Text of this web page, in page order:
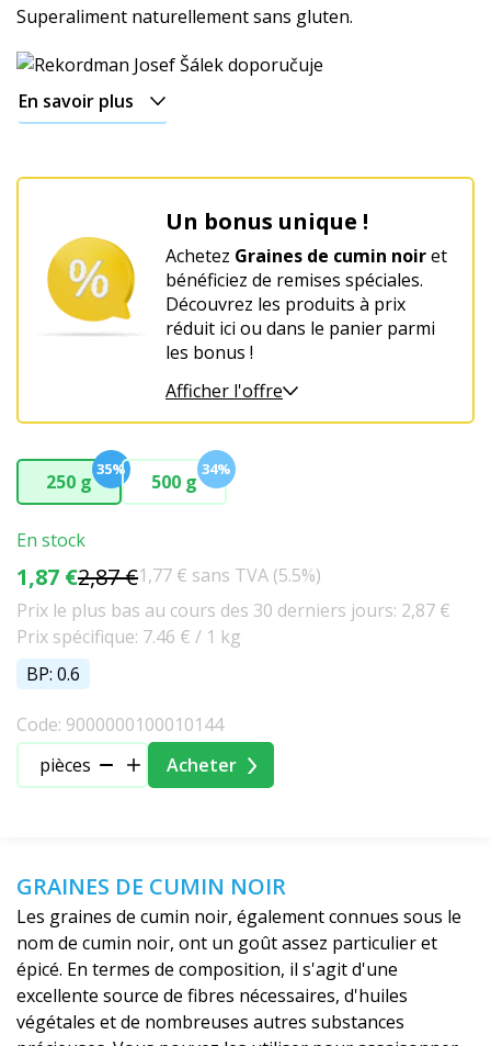
Superaliment naturellement sans gluten.
En savoir plus
Un bonus unique !
Achetez Graines de cumin noiret
bénéficiez de remises spéciales.
Découvrez les produits à prix
réduit ici ou dans le panier parmi
les bonus !
Afficher l'offre
250 g
35%
500 g
34%
En stock
1,87 €2,87 €1,77 € sans TVA (5.5%)
Prix le plus bas au cours des 30 derniers jours: 2,87 €
Prix spécifique: 7.46 € / 1 kg
BP: 0.6
Code: 9000000100010144
pièces
Acheter
GRAINES DE CUMIN NOIR
Les graines de cumin noir, également connues sous le
nom de cumin noir, ont un goût assez particulier et
épicé. En termes de composition, il s'agit d'une
excellente source de fibres nécessaires, d'huiles
végétales et de nombreuses autres substances